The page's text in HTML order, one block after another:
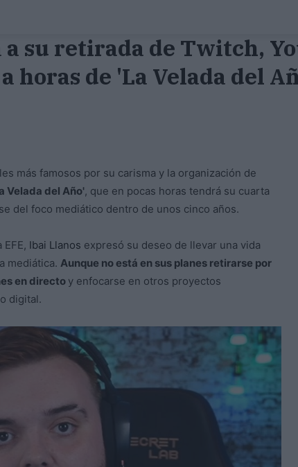
su retirada de Twitch,
a horas de 'La Velada del
más famosos por su carisma y la organización de
Velada del Año', que en pocas horas tendrá su cuarta
del foco mediático dentro de unos cinco años.
Ibai Llanos expresó su deseo de llevar una vida
mediática. Aunque no está en sus planes retirarse por
en directo y enfocarse en otros proyectos
digital.